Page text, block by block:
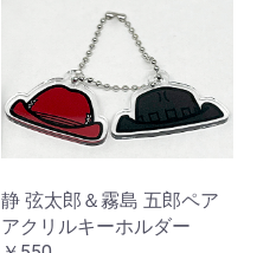
静 弦太郎＆霧島 五郎ペア
アクリルキーホルダー